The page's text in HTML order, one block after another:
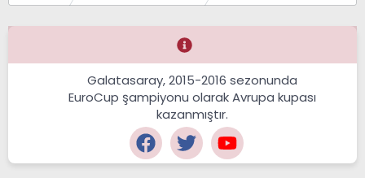
Galatasaray, 2015-2016 sezonunda
EuroCup şampiyonu olarak Avrupa kupası
kazanmıştır.